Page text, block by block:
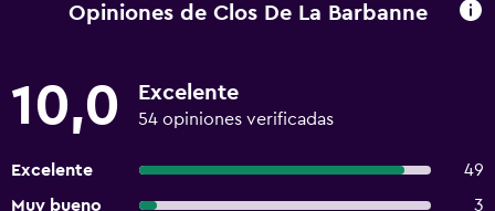
Opiniones de Clos De La Barbanne
10,0 Excelente
54 opiniones verificadas
Excelente
49
Muy bueno
3